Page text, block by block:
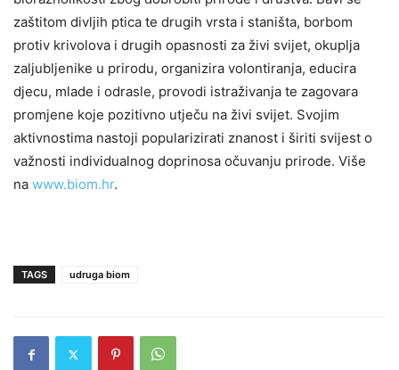
zaštitom divljih ptica te drugih vrsta i staništa, borbom
protiv krivolova i drugih opasnosti za živi svijet, okuplja
zaljubljenike u prirodu, organizira volontiranja, educira
djecu, mlade i odrasle, provodi istraživanja te zagovara
promjene koje pozitivno utječu na živi svijet. Svojim
aktivnostima nastoji popularizirati znanost i širiti svijest o
važnosti individualnog doprinosa očuvanju prirode. Više
na www.biom.hr.
TAGS udruga biom